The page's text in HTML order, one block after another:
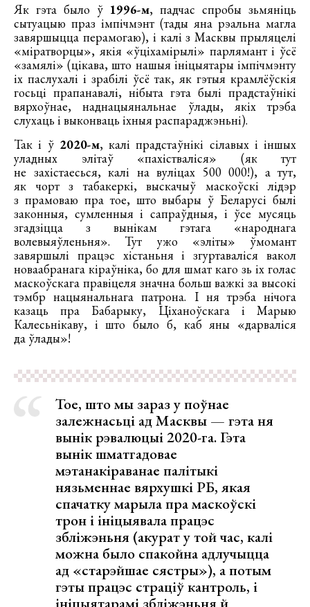
Як гэта было ў 1996-м, падчас спробы зьмяніць
сытуацыю праз імпічмэнт (тады яна рэальна магла
завяршыцца перамогаю), і калі з Масквы прыляцелі
«міратворцы», якія «ўціхамірылі» парлямант і ўсё
«замялі» (цікава, што нашыя ініцыятары імпічмэнту
іх паслухалі і зрабілі ўсё так, як гэтыя крамлёўскія
госьці прапанавалі, нібыта гэта былі прадстаўнікі
вярхоўнае, наднацыянальнае ўлады, якіх трэба
слухаць і выконваць іхныя распараджэньні).
Так і ў 2020-м, калі прадстаўнікі сілавых і іншых
уладных элітаў «пахістваліся» (як тут
не захістаесься, калі на вуліцах 500 000!), а тут,
як чорт з табакеркі, выскачыў маскоўскі лідэр
з прамоваю пра тое, што выбары ў Беларусі былі
законныя, сумленныя і сапраўдныя, і ўсе мусяць
згадзіцца з вынікам гэтага «народнага
волевыяўленьня». Тут ужо «эліты» ўмомант
завяршылі працэс хістаньня і згуртаваліся вакол
новаабранага кіраўніка, бо для шмат каго зь іх голас
маскоўскага правіцеля значна больш важкі за высокі
тэмбр нацыянальнага патрона. І ня трэба нічога
казаць пра Бабарыку, Ціханоўскага і Марыю
Калесьнікаву, і што было б, каб яны «дарваліся
да ўлады»!
Тое, што мы зараз у поўнае
залежнасьці ад Масквы — гэта ня
вынік рэвалюцыі 2020-га. Гэта
вынік шматгадовае
мэтанакіраванае палітыкі
нязьменнае вярхушкі РБ, якая
спачатку марыла пра маскоўскі
трон і ініцыявала працэс
збліжэньня (акурат у той час, калі
можна было спакойна адлучыцца
ад «старэйшае сястры»), а потым
гэты працэс страціў кантроль, і